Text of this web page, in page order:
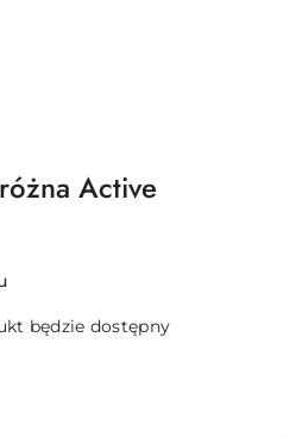
Active
będzie dostępny